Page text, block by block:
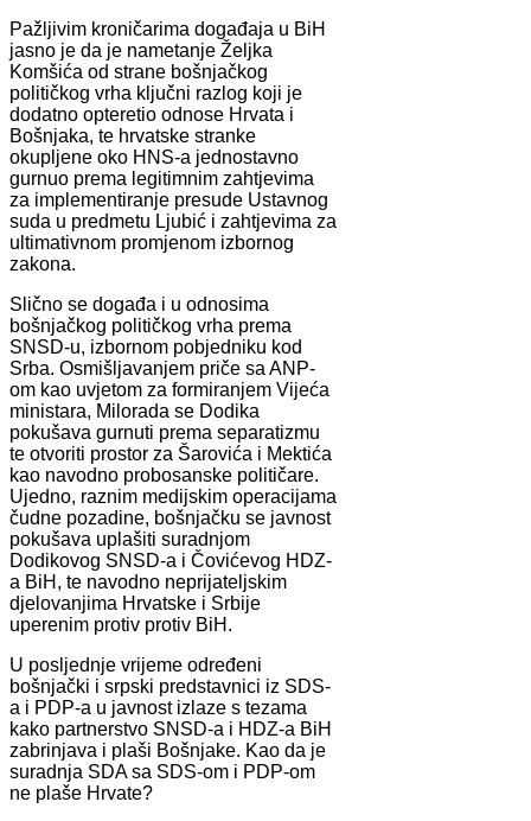
Pažljivim kroničarima događaja u BiH
jasno je da je nametanje Željka
Komšića od strane bošnjačkog
političkog vrha ključni razlog koji je
dodatno opteretio odnose Hrvata i
Bošnjaka, te hrvatske stranke
okupljene oko HNS-a jednostavno
gurnuo prema legitimnim zahtjevima
za implementiranje presude Ustavnog
suda u predmetu Ljubić i zahtjevima za
ultimativnom promjenom izbornog
zakona.
Slično se događa i u odnosima
bošnjačkog političkog vrha prema
SNSD-u, izbornom pobjedniku kod
Srba. Osmišljavanjem priče sa ANP-
om kao uvjetom za formiranjem Vijeća
ministara, Milorada se Dodika
pokušava gurnuti prema separatizmu
te otvoriti prostor za Šarovića i Mektića
kao navodno probosanske političare.
Ujedno, raznim medijskim operacijama
čudne pozadine, bošnjačku se javnost
pokušava uplašiti suradnjom
Dodikovog SNSD-a i Čovićevog HDZ-
a BiH, te navodno neprijateljskim
djelovanjima Hrvatske i Srbije
uperenim protiv protiv BiH.
U posljednje vrijeme određeni
bošnjački i srpski predstavnici iz SDS-
a i PDP-a u javnost izlaze s tezama
kako partnerstvo SNSD-a i HDZ-a BiH
zabrinjava i plaši Bošnjake. Kao da je
suradnja SDA sa SDS-om i PDP-om
ne plaše Hrvate?